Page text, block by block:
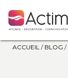
ACCUEIL/ BLOG /